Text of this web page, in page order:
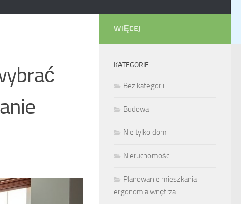
WIĘCEJ
KATEGORIE
Bez kategorii
Budowa
Nie tylko dom
Nieruchomości
Planowanie mieszkania i
ergonomia wnętrza